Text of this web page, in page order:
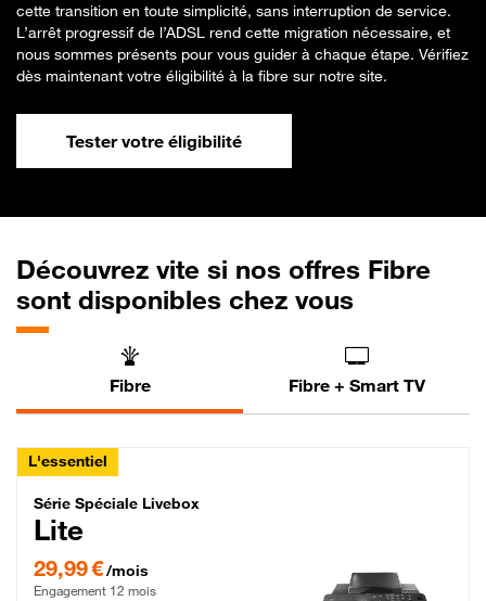
cette transition en toute simplicité, sans interruption de service.
L’arrêt progressif de l’ADSL rend cette migration nécessaire, et
nous sommes présents pour vous guider à chaque étape. Vérifiez
dès maintenant votre éligibilité à la fibre sur notre site.
Tester votre éligibilité
Découvrez vite si nos offres Fibre
sont disponibles chez vous
Fibre Fibre + Smart TV
L'essentiel
Série Spéciale Livebox Lite Fibre
Série Spéciale Livebox
Lite
29,99 €/mois
Engagement 12 mois